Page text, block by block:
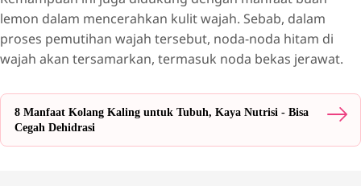
lemon dalam mencerahkan kulit wajah. Sebab, dalam
proses pemutihan wajah tersebut, noda-noda hitam di
wajah akan tersamarkan, termasuk noda bekas jerawat.
8 Manfaat Kolang Kaling untuk Tubuh, Kaya Nutrisi - Bisa
Cegah Dehidrasi